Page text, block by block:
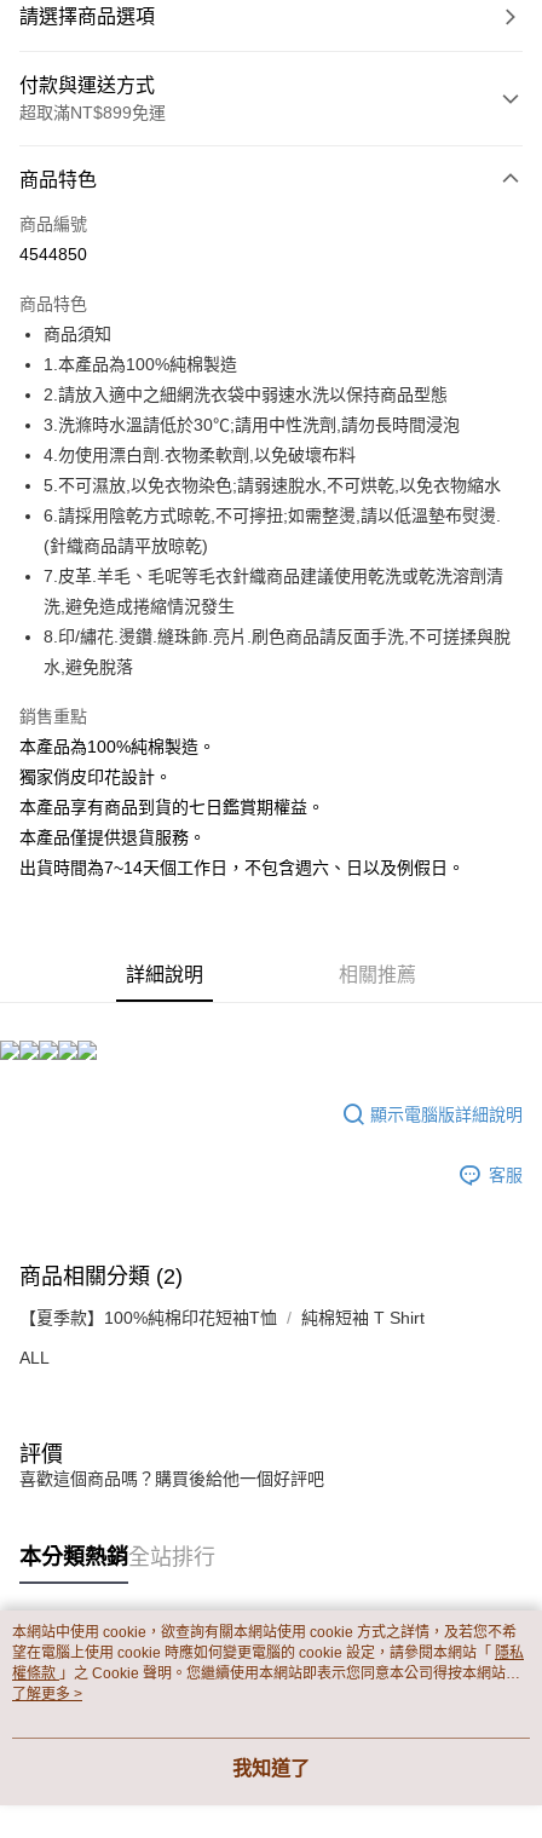
請選擇商品選項
付款與運送方式
超取滿NT$899免運
信用卡一次付款
信用卡分期付款
合作金庫商業銀行
華南商業銀行
上海商業儲蓄銀行
國泰世華商業銀行
兆豐國際商業銀行
臺灣中小企業銀行
台中商業銀行
匯豐（台灣）商業銀行
華泰商業銀行
聯邦商業銀行
遠東國際商業銀行
元大商業銀行
永豐商業銀行
玉山商業銀行
星展（台灣）商業銀行
台新國際商業銀行
台灣樂天信用卡公司
6 期 0 利率 每期
華南商業銀行
上海商業儲蓄銀行
台北富邦商業銀行
國泰世華商業銀行
兆豐國際商業銀行
臺灣中小企業銀行
台中商業銀行
匯豐（台灣）商業銀行
華泰商業銀行
聯邦商業銀行
遠東國際商業銀行
元大商業銀行
永豐商業銀行
玉山商業銀行
台新國際商業銀行
中國信託商業銀行
台灣樂天信用卡公司
12 期 0 利率 每期
合作金庫商業銀行
第一商業銀行
上海商業儲蓄銀行
台北富邦商業銀行
國泰世華商業銀行
兆豐國際商業銀行
臺灣中小企業銀行
台中商業銀行
匯豐（台灣）商業銀行
華泰商業銀行
聯邦商業銀行
元大商業銀行
永豐商業銀行
玉山商業銀行
星展（台灣）商業銀行
台新國際商業銀行
台灣樂天信用卡公司
超商取貨付款
LINE Pay
Apple Pay
街口支付
悠遊付
Google Pay
全盈+PAY
大哥付你分期
相關說明
1.本服務由台灣大哥大提供，台灣大哥大用戶可立即使用無須另外申請。
2.付款方式選擇「大哥付你分期」，訂單成立後會自動跳轉到大哥付的交易
流程，驗證手機門號後，選擇欲分期的期數、繳款截止日，確認付款後即完
成交易。
3.實際核准額度、可分期數及費用金額請依後續交易確認頁面所載為準。
1.分期款項不併入電信帳單，「大哥付你分期」於每月結算日後寄送繳費提
帳／街口支付／iPASS MONEY」等通路繳費。
1.本服務係由「台灣大哥大股份有限公司」（以下簡稱本公司）所提供，讓
2.基於同意付款使用「大哥付你分期」之契約關係目的，商店將以您的個人
AFTEE先享後付
相關說明
【關於「AFTEE先享後付」】
AFTEE先享後付是「在收到商品之後才付款」的支付方式。 讓您購物簡單
２．訂單成立數日內，您將收到繳費通知簡訊。
ATM／網路銀行／等多元方式進行付款，方視為交易完成。
※ 請注意：結帳手續完成當下不需立刻繳費，但若您需要取消訂單，請聯絡
※ 交易是否成功請以「AFTEE先享後付 」之結帳頁面顯示為準，若有關於
【注意事項】
易，需依本服務之必要範圍內提供個人資料，並將交易相關給付款項請求債
２．關於個人資料處理事宜，請瀏覽以下網址：
任。
４．使用「AFTEE先享後付」時，將依據個別帳號之用戶狀況，依本公司即
時審查核予不同之上限額度；若仍有額度不足之情形，本公司將視審查結果
恩沛科技股份有限公司將有權停止該用戶之使用額度並採取法律行動。
ATM付款
每筆NT$65，滿NT$899(含以上)免運費
每筆NT$60，滿NT$899(含以上)免運費
宅配
商品特色
商品編號
4544850
商品特色
商品須知
1.本產品為100%純棉製造
2.請放入適中之細網洗衣袋中弱速水洗以保持商品型態
3.洗滌時水溫請低於30℃;請用中性洗劑,請勿長時間浸泡
4.勿使用漂白劑.衣物柔軟劑,以免破壞布料
5.不可濕放,以免衣物染色;請弱速脫水,不可烘乾,以免衣物縮水
6.請採用陰乾方式晾乾,不可擰扭;如需整燙,請以低溫墊布熨燙.
(針織商品請平放晾乾)
7.皮革.羊毛、毛呢等毛衣針織商品建議使用乾洗或乾洗溶劑清
洗,避免造成捲縮情況發生
8.印/繡花.燙鑽.縫珠飾.亮片.刷色商品請反面手洗,不可搓揉與脫
水,避免脫落
銷售重點
本產品為100%純棉製造。
獨家俏皮印花設計。
本產品享有商品到貨的七日鑑賞期權益。
本產品僅提供退貨服務。
出貨時間為7~14天個工作日，不包含週六、日以及例假日。
詳細說明 相關推薦
顯示電腦版詳細說明
客服
商品相關分類 (2)
【夏季款】100%純棉印花短袖T恤 純棉短袖 T Shirt
ALL
評價
喜歡這個商品嗎？購買後給他一個好評吧
本分類熱銷全站排行
熱門標籤
本網站中使用 cookie，欲查詢有關本網站使用 cookie 方式之詳情，及若您不希
望在電腦上使用 cookie 時應如何變更電腦的 cookie 設定，請參閱本網站「 隱私
權條款 」之 Cookie 聲明。您繼續使用本網站即表示您同意本公司得按本網站使
用條款之 Cookie 聲明使用 cookie。
了解更多 >
我知道了